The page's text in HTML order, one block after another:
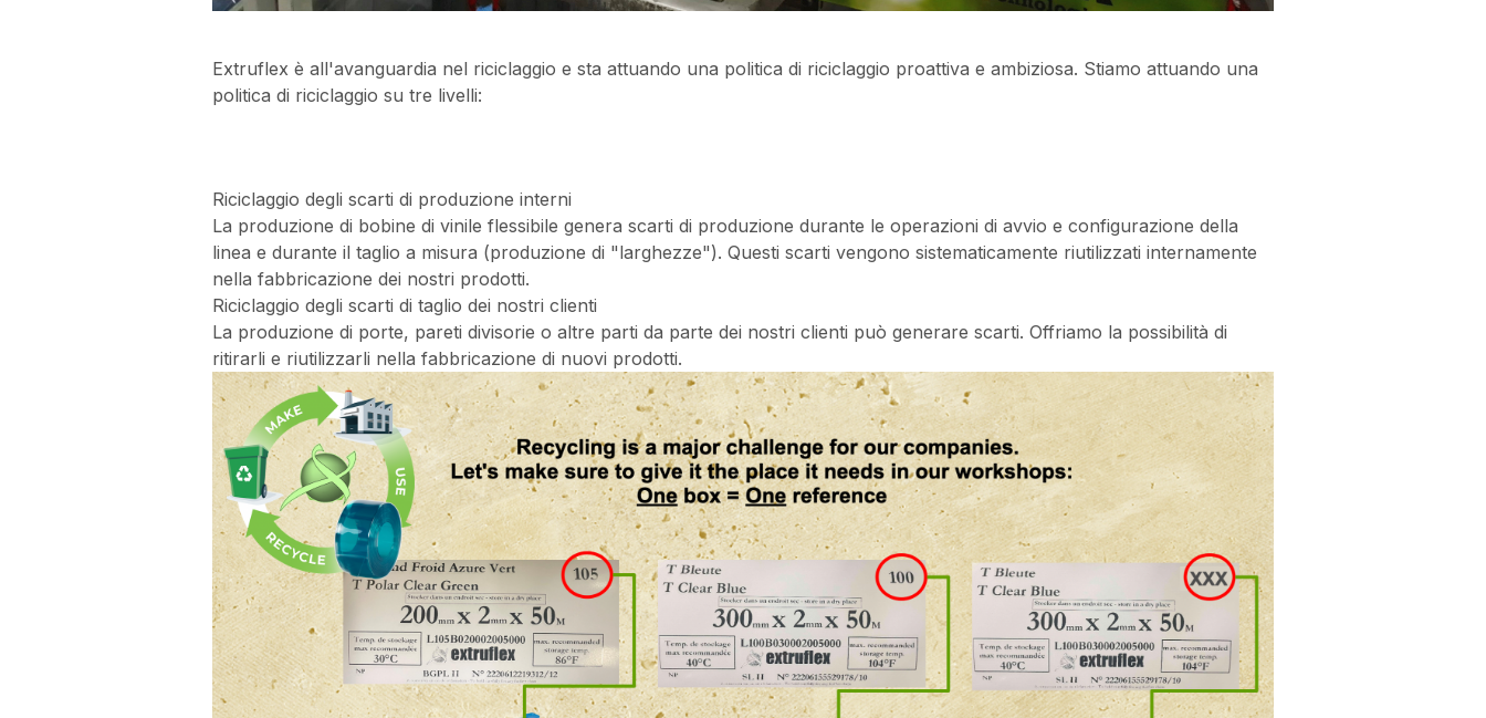
Extruflex è all'avanguardia nel riciclaggio e sta attuando una politica di riciclaggio proattiva e ambiziosa. Stiamo attuando una
politica di riciclaggio su tre livelli:
Riciclaggio degli scarti di produzione interni
La produzione di bobine di vinile flessibile genera scarti di produzione durante le operazioni di avvio e configurazione della
linea e durante il taglio a misura (produzione di "larghezze"). Questi scarti vengono sistematicamente riutilizzati internamente
nella fabbricazione dei nostri prodotti.
Riciclaggio degli scarti di taglio dei nostri clienti
La produzione di porte, pareti divisorie o altre parti da parte dei nostri clienti può generare scarti. Offriamo la possibilità di
ritirarli e riutilizzarli nella fabbricazione di nuovi prodotti.